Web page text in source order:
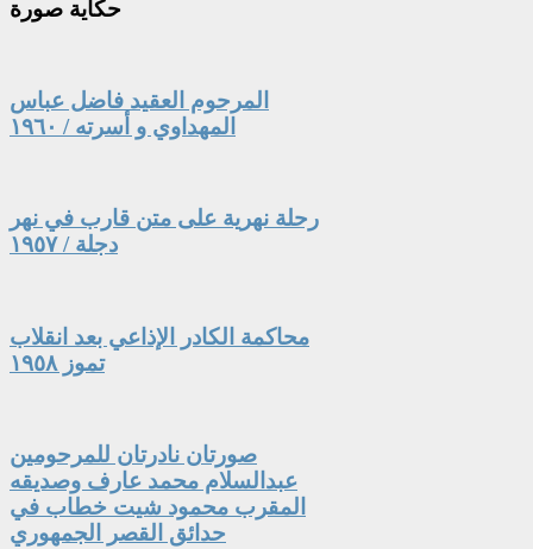
حكاية صورة
المرحوم العقيد فاضل عباس
المهداوي و أسرته / ١٩٦٠
رحلة نهرية على متن قارب في نهر
دجلة / ١٩٥٧
محاكمة الكادر الإذاعي بعد انقلاب
تموز ١٩٥٨
صورتان نادرتان للمرحومين
عبدالسلام محمد عارف وصديقه
المقرب محمود شيت خطاب في
حدائق القصر الجمهوري